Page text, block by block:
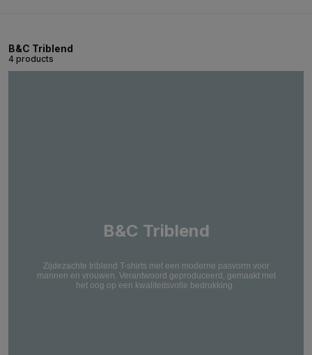
B&C Triblend
4 products
B&C Triblend
Zijdezachte triblend T-shirts met een moderne pasvorm voor
mannen en vrouwen. Verantwoord geproduceerd, gemaakt met
het oog op een kwaliteitsvolle bedrukking.